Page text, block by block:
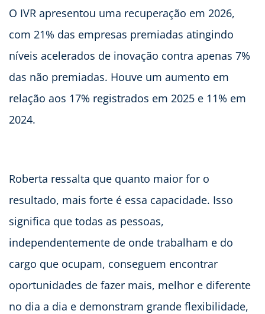
O IVR apresentou uma recuperação em 2026,
com 21% das empresas premiadas atingindo
níveis acelerados de inovação contra apenas 7%
das não premiadas. Houve um aumento em
relação aos 17% registrados em 2025 e 11% em
2024.
Roberta ressalta que quanto maior for o
resultado, mais forte é essa capacidade. Isso
significa que todas as pessoas,
independentemente de onde trabalham e do
cargo que ocupam, conseguem encontrar
oportunidades de fazer mais, melhor e diferente
no dia a dia e demonstram grande flexibilidade,